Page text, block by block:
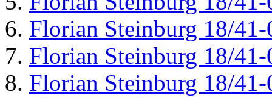
Florian Steinburg 18/41-
Florian Steinburg 18/41-
Florian Steinburg 18/41-